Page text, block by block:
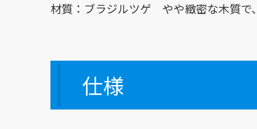
材質：ブラジルツゲ やや緻密な木質で
仕様